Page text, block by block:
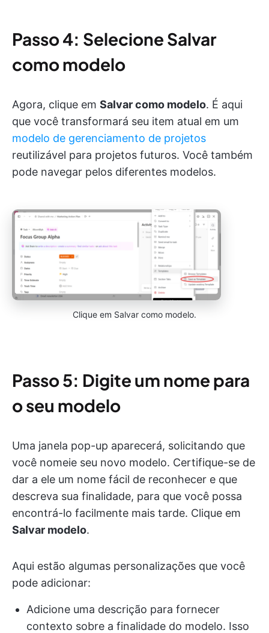
Passo 4: Selecione Salvar
como modelo
Agora, clique em Salvar como modelo. É aqui
que você transformará seu item atual em um
modelo de gerenciamento de projetos
reutilizável para projetos futuros. Você também
pode navegar pelos diferentes modelos.
Clique em Salvar como modelo.
Passo 5: Digite um nome para
o seu modelo
Uma janela pop-up aparecerá, solicitando que
você nomeie seu novo modelo. Certifique-se de
dar a ele um nome fácil de reconhecer e que
descreva sua finalidade, para que você possa
encontrá-lo facilmente mais tarde. Clique em
Salvar modelo.
Aqui estão algumas personalizações que você
pode adicionar:
Adicione uma descrição para fornecer
contexto sobre a finalidade do modelo. Isso